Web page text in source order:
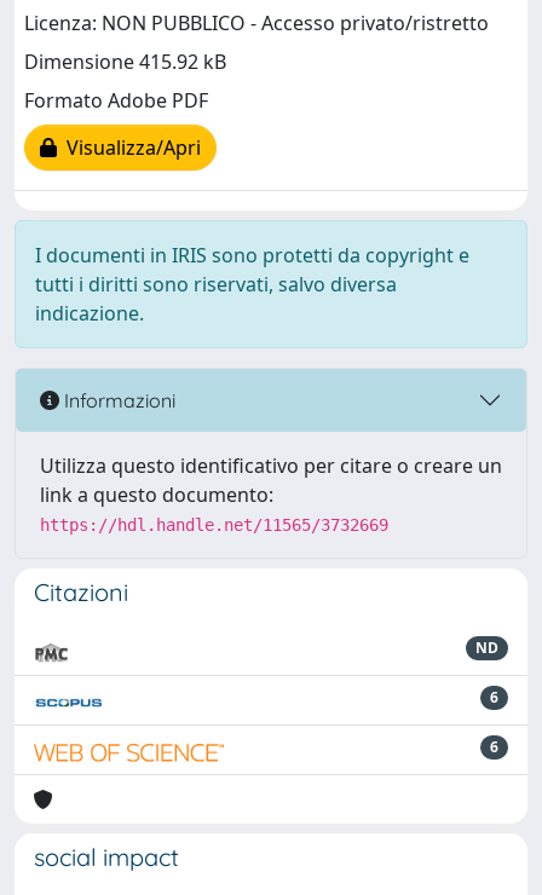
Licenza: NON PUBBLICO - Accesso privato/ristretto
Dimensione 415.92 kB
Formato Adobe PDF
Visualizza/Apri
I documenti in IRIS sono protetti da copyright e
tutti i diritti sono riservati, salvo diversa
indicazione.
Informazioni
Utilizza questo identificativo per citare o creare un
link a questo documento:
https://hdl.handle.net/11565/3732669
Citazioni
ND
6
6
social impact